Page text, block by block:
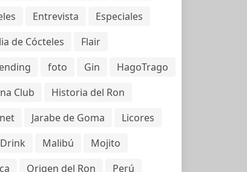
Entrevista
Especiales
de Cócteles
Flair
foto Gin
HagoTrago
Club
Historia del Ron
Jarabe de Goma
Licores
Malibú
Mojito
Origen del Ron
Perú